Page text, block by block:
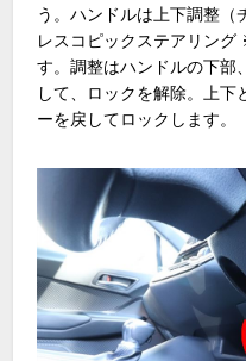
う。ハンドルは上下調整（
レスコピックステアリン
す。調整はハンドルの下部
して、ロックを解除。上
ーを戻してロックします。